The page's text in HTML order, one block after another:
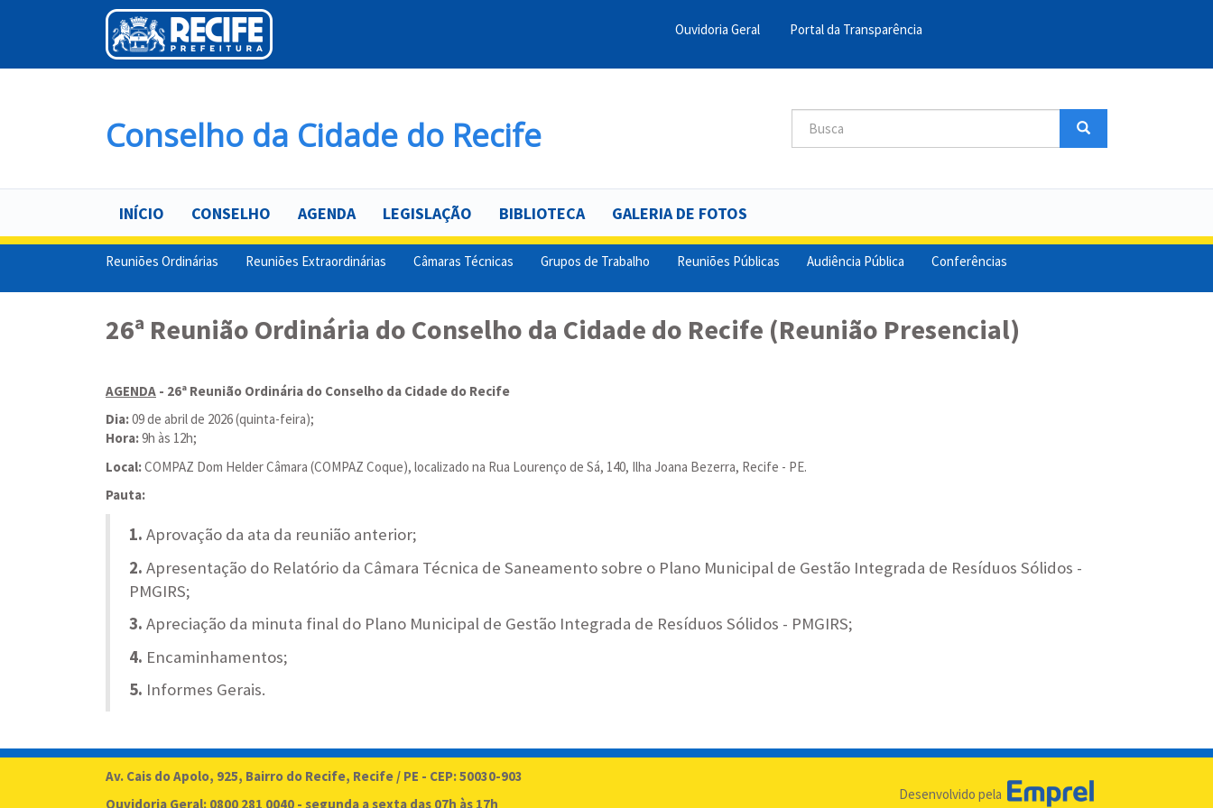
conteúdo
Menu
Barra
Ouvidoria Geral Portal da Transparência
Conselho da Cidade do Recife Buscar Busca
INÍCIO CONSELHO AGENDA LEGISLAÇÃO BIBLIOTECA GALERIA DE FOTOS
Reuniões Ordinárias Reuniões Extraordinárias Câmaras Técnicas Grupos de Trabalho Reuniões Públicas Audiência Pública Conferências
26ª Reunião Ordinária do Conselho da Cidade do Recife (Reunião Presencial)
AGENDA - 26ª Reunião Ordinária do Conselho da Cidade do Recife
Dia:09 de abril de 2026 (quinta-feira);
Hora:9h às 12h;
Local:COMPAZ Dom Helder Câmara (COMPAZ Coque), localizado na Rua Lourenço de Sá, 140, Ilha Joana Bezerra, Recife - PE.
Pauta:
1. Aprovação da ata da reunião anterior;
2. Apresentação do Relatório da Câmara Técnica de Saneamento sobre o Plano Municipal de Gestão Integrada de Resíduos Sólidos -
PMGIRS;
3. Apreciação da minuta final do Plano Municipal de Gestão Integrada de Resíduos Sólidos - PMGIRS;
4. Encaminhamentos;
5. Informes Gerais.
Av. Cais do Apolo, 925, Bairro do Recife, Recife / PE - CEP: 50030-903
Ouvidoria Geral: 0800 281 0040 - segunda a sexta das 07h às 17h
Desenvolvido pela